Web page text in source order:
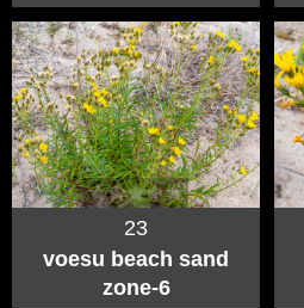
23
voesu beach sand
zone-6